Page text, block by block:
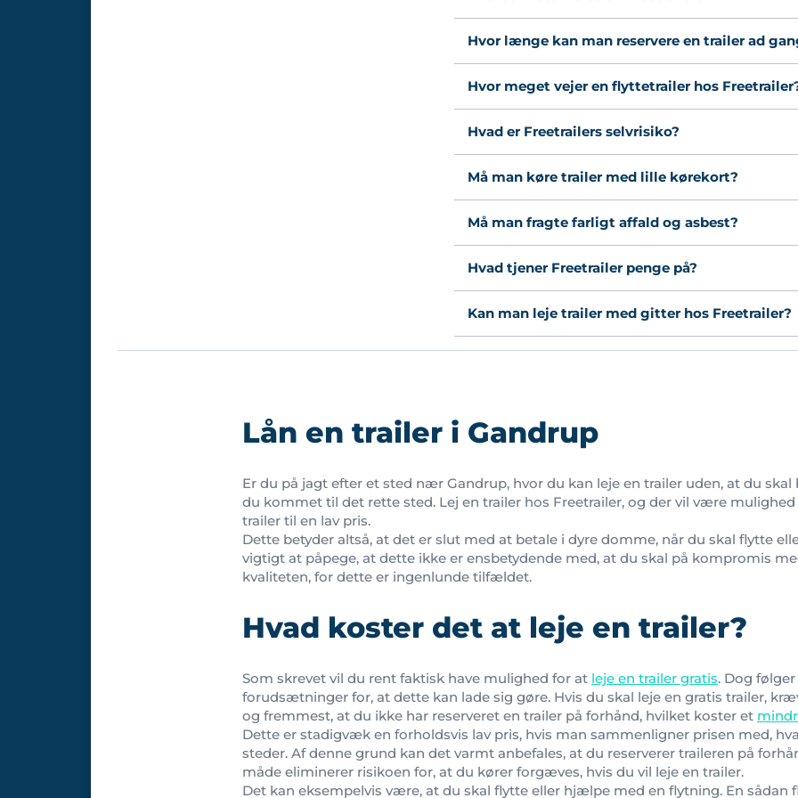
Hvor længe kan man reservere en trailer ad
Hvor meget vejer en flyttetrailer hos
Hvad er Freetrailers selvrisiko?
Må man køre trailer med lille kørekort?
Må man fragte farligt affald og asbest?
Hvad tjener Freetrailer penge på?
Kan man leje trailer med gitter hos Freetrailer?
Lån en trailer i Gandrup
Er du på jagt efter et sted nær Gandrup, hvor du kan leje en trailer uden, at du skal
du kommet til det rette sted. Lej en trailer hos Freetrailer, og der vil være mulighed
trailer til en lav pris.
Dette betyder altså, at det er slut med at betale i dyre domme, når du skal flytte
vigtigt at påpege, at dette ikke er ensbetydende med, at du skal på kompromis
kvaliteten, for dette er ingenlunde tilfældet.
Hvad koster det at leje en trailer?
Som skrevet vil du rent faktisk have mulighed for at leje en trailer gratis. Dog
forudsætninger for, at dette kan lade sig gøre. Hvis du skal leje en gratis trailer,
og fremmest, at du ikke har reserveret en trailer på forhånd, hvilket koster et
Dette er stadigvæk en forholdsvis lav pris, hvis man sammenligner prisen med,
steder. Af denne grund kan det varmt anbefales, at du reserverer traileren på
måde eliminerer risikoen for, at du kører forgæves, hvis du vil leje en trailer.
Det kan eksempelvis være, at du skal flytte eller hjælpe med en flytning. En sådan